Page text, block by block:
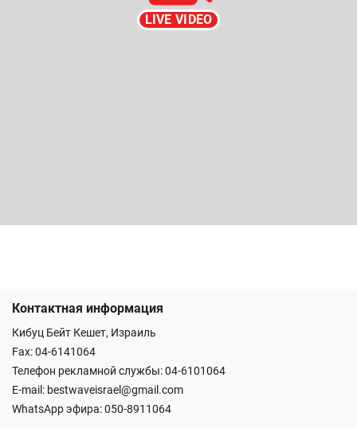
LIVE VIDEO
Контактная информация
Кибуц Бейт Кешет, Израиль
Fax: 04-6141064
Телефон рекламной службы: 04-6101064
E-mail: bestwaveisrael@gmail.com
WhatsApp эфира:050-8911064